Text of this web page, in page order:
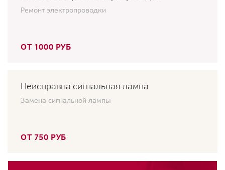
Ремонт электропроводки
ОТ 1000 РУБ
Неисправна сигнальная лампа
Замена сигнальной лампы
ОТ 750 РУБ